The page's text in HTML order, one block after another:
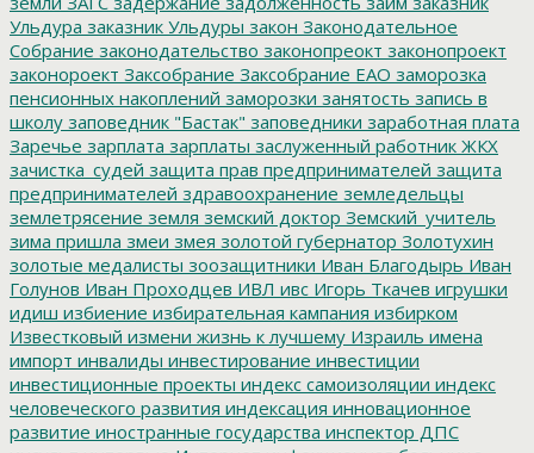
Ульдура заказник Ульдуры закон Законодательное
Собрание законодательство законопреокт законопроект
законороект Заксобрание Заксобрание ЕАО заморозка
пенсионных накоплений заморозки занятость запись в
школу заповедник "Бастак" заповедники заработная плата
Заречье зарплата зарплаты заслуженный работник ЖКХ
зачистка_судей защита прав предпринимателей защита
предпринимателей здравоохранение земледельцы
землетрясение земля земский доктор Земский_учитель
зима пришла змеи змея золотой губернатор Золотухин
золотые медалисты зоозащитники Иван Благодырь Иван
Голунов Иван Проходцев ИВЛ ивс Игорь Ткачев игрушки
идиш избиение избирательная кампания избирком
Известковый измени жизнь к лучшему Израиль имена
импорт инвалиды инвестирование инвестиции
инвестиционные проекты индекс самоизоляции индекс
человеческого развития индексация инновационное
развитие иностранные государства инспектор ДПС